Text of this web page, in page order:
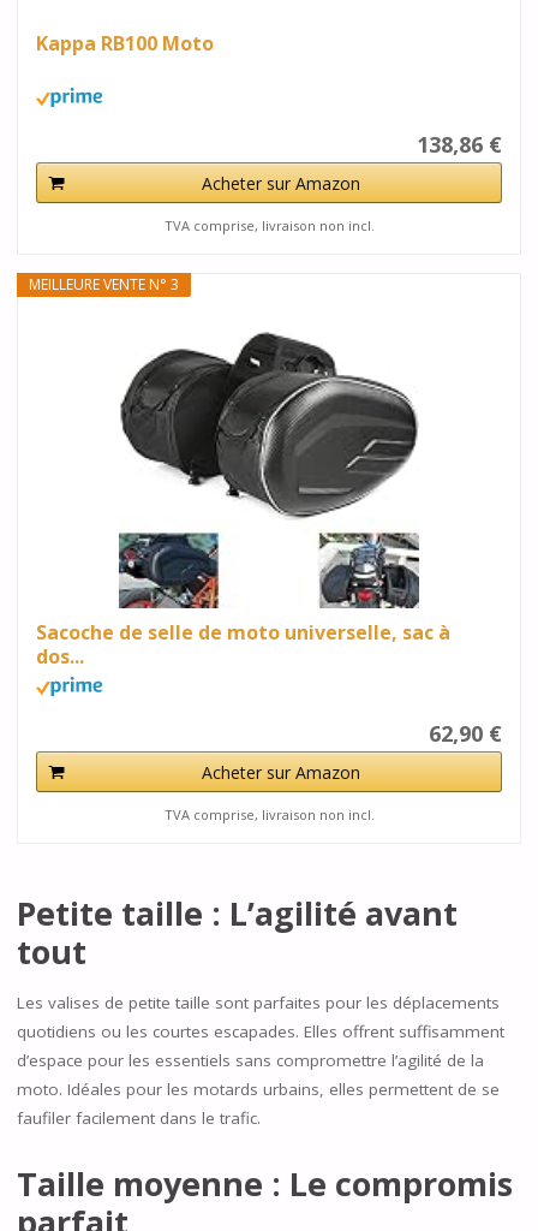
Kappa RB100 Moto
138,86 €
Acheter sur Amazon
TVA comprise, livraison non incl.
MEILLEURE VENTE N° 3
Sacoche de selle de moto universelle, sac à
dos...
62,90 €
Acheter sur Amazon
TVA comprise, livraison non incl.
Petite taille : L’agilité avant
tout
Les valises de petite taille sont parfaites pour les déplacements
quotidiens ou les courtes escapades. Elles offrent suffisamment
d’espace pour les essentiels sans compromettre l’agilité de la
moto. Idéales pour les motards urbains, elles permettent de se
faufiler facilement dans le trafic.
Taille moyenne : Le compromis
parfait